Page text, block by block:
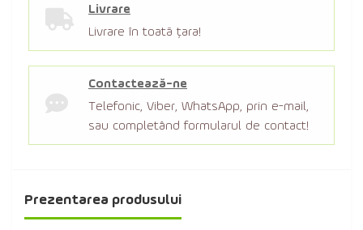
Livrare
Livrare în toată țara!
Contactează-ne
Telefonic, Viber, WhatsApp, prin e-mail,
sau completând formularul de contact!
Prezentarea produsului